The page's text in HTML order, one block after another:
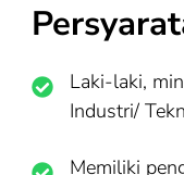
Laki-laki,
Industri/
Memiliki